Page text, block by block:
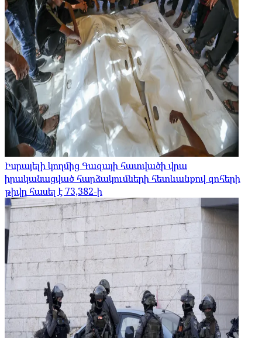
Իսրայելի կողմից Գազայի հատվածի վրա
իրականացված հարձակումների հետևանքով զոհերի
թիվը հասել է 73,382-ի